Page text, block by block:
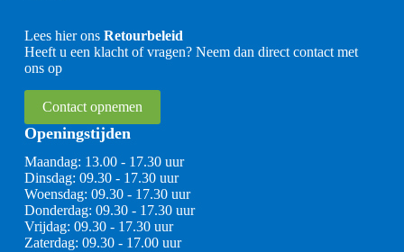
Lees hier ons Retourbeleid
Heeft u een klacht of vragen? Neem dan direct contact met
ons op
Contact opnemen
Openingstijden
Maandag: 13.00 - 17.30 uur
Dinsdag: 09.30 - 17.30 uur
Woensdag: 09.30 - 17.30 uur
Donderdag: 09.30 - 17.30 uur
Vrijdag: 09.30 - 17.30 uur
Zaterdag: 09.30 - 17.00 uur